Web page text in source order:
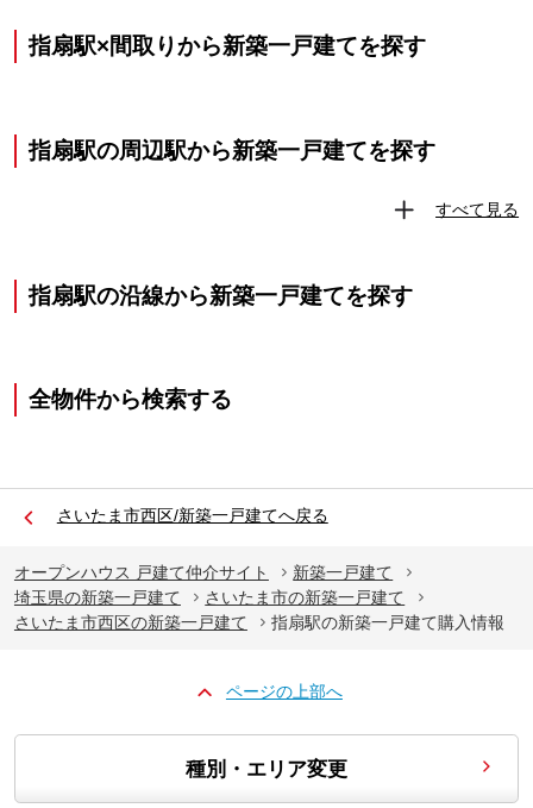
指扇駅×間取りから新築一戸建てを探す
指扇駅の周辺駅から新築一戸建てを探す
すべて見る
指扇駅の沿線から新築一戸建てを探す
全物件から検索する
さいたま市西区/新築一戸建てへ戻る
オープンハウス 戸建て仲介サイト
新築一戸建て
埼玉県の新築一戸建て
さいたま市の新築一戸建て
さいたま市西区の新築一戸建て
指扇駅の新築一戸建て購入情報
ページの上部へ
種別・エリア変更